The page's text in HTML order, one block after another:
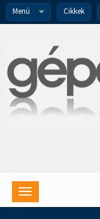
Menü Cikkek
Toggle
navigation